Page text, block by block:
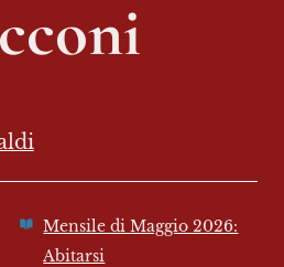
Mensile di Maggio 2026:
Abitarsi